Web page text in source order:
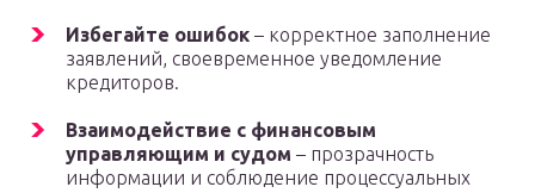
Избегайте ошибок – корректное заполнение
заявлений, своевременное уведомление
кредиторов.
Взаимодействие с финансовым
управляющим и судом – прозрачность
информации и соблюдение процессуальных